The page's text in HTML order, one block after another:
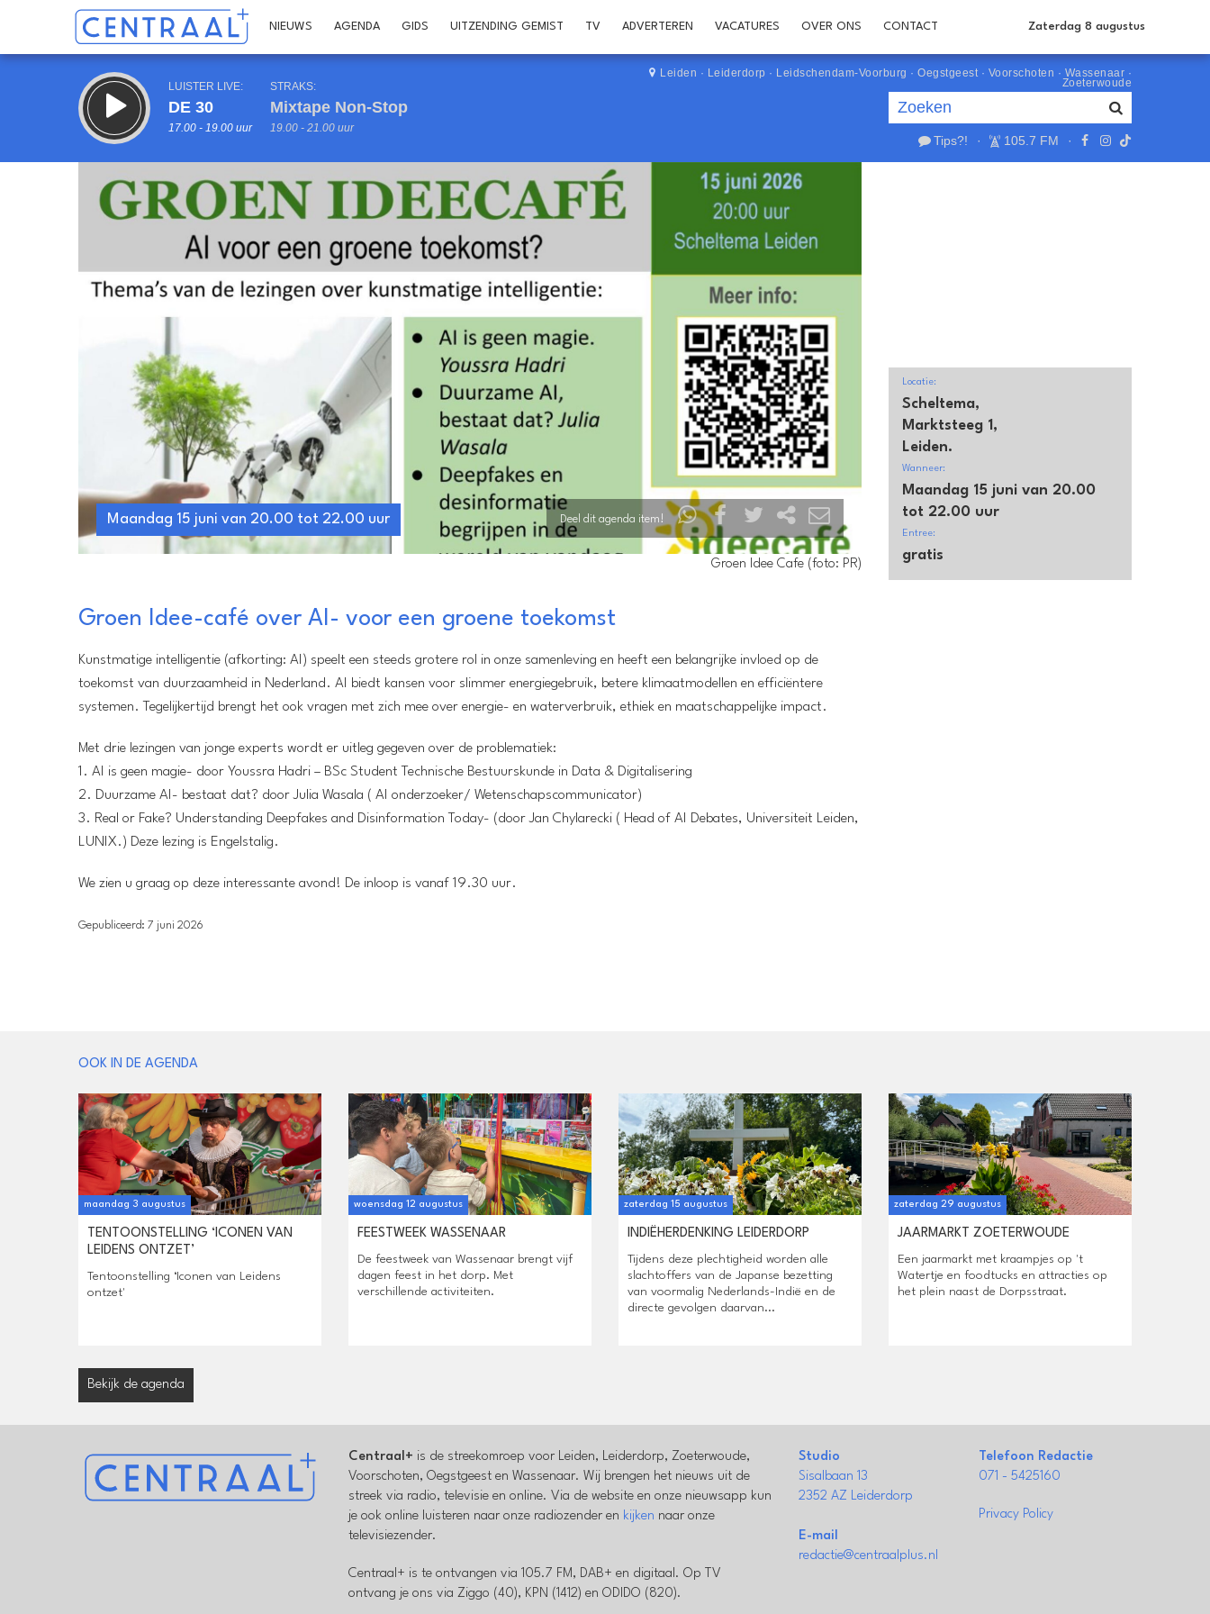
NIEUWS AGENDA GIDS UITZENDING GEMIST TV ADVERTEREN VACATURES OVER ONS CONTACT Zaterdag 8 augustus
LUISTER LIVE:
DE 30
17.00 - 19.00 uur
STRAKS:
Mixtape Non-Stop
19.00 - 21.00 uur
Leiden · Leiderdorp · Leidschendam-Voorburg · Oegstgeest· Voorschoten · Wassenaar ·
Zoeterwoude
Tips?! · 105.7 FM ·
Maandag 15 juni van 20.00 tot 22.00 uur Deel dit agenda item!
Groen Idee Cafe (foto: PR)
Locatie:
Scheltema,
Marktsteeg 1,
Leiden.
Wanneer:
Maandag 15 juni van 20.00
tot 22.00 uur
Entree:
gratis
Groen Idee-café over AI- voor een groene toekomst
Kunstmatige intelligentie (afkorting: AI) speelt een steeds grotere rol in onze samenleving en heeft een belangrijke invloed op de
toekomst van duurzaamheid in Nederland. AI biedt kansen voor slimmer energiegebruik, betere klimaatmodellen en efficiëntere
systemen. Tegelijkertijd brengt het ook vragen met zich mee over energie- en waterverbruik, ethiek en maatschappelijke impact.
Met drie lezingen van jonge experts wordt er uitleg gegeven over de problematiek:
1. AI is geen magie- door Youssra Hadri – BSc Student Technische Bestuurskunde in Data & Digitalisering
2. Duurzame AI- bestaat dat? door Julia Wasala ( AI onderzoeker/ Wetenschapscommunicator)
3. Real or Fake? Understanding Deepfakes and Disinformation Today- (door Jan Chylarecki ( Head of AI Debates, Universiteit Leiden,
LUNIX.) Deze lezing is Engelstalig.
We zien u graag op deze interessante avond! De inloop is vanaf 19.30 uur.
Gepubliceerd: 7 juni 2026
OOK IN DE AGENDA
maandag 3 augustus
TENTOONSTELLING ‘ICONEN VAN
LEIDENS ONTZET’
Tentoonstelling ‘Iconen van Leidens
ontzet'
woensdag 12 augustus
FEESTWEEK WASSENAAR
De feestweek van Wassenaar brengt vijf
dagen feest in het dorp. Met
verschillende activiteiten.
zaterdag 15 augustus
INDIËHERDENKING LEIDERDORP
Tijdens deze plechtigheid worden alle
slachtoffers van de Japanse bezetting
van voormalig Nederlands-Indië en de
directe gevolgen daarvan...
zaterdag 29 augustus
JAARMARKT ZOETERWOUDE
Een jaarmarkt met kraampjes op 't
Watertje en foodtucks en attracties op
het plein naast de Dorpsstraat.
Bekijk de agenda
Centraal+ is de streekomroep voor Leiden, Leiderdorp, Zoeterwoude,
Voorschoten, Oegstgeest en Wassenaar. Wij brengen het nieuws uit de
streek via radio, televisie en online. Via de website en onze nieuwsapp kun
je ook online luisteren naar onze radiozender en kijken naar onze
televisiezender.
Centraal+ is te ontvangen via 105.7 FM, DAB+ en digitaal. Op TV
ontvang je ons via Ziggo (40), KPN (1412) en ODIDO (820).
Studio
Sisalbaan 13
2352 AZ Leiderdorp
E-mail
redactie@centraalplus.nl
Telefoon Redactie
071 - 5425160
Privacy Policy